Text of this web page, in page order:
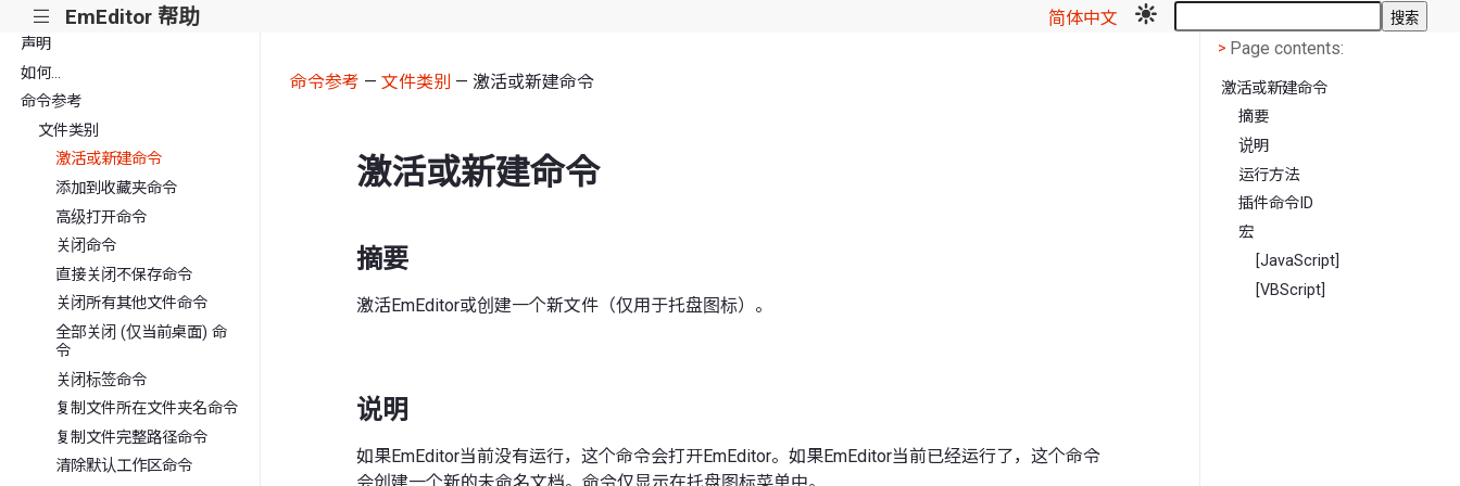
||| EmEditor 帮助 简体中文 搜索
声明
如何...
命令参考
文件类别
激活或新建命令
添加到收藏夹命令
高级打开命令
关闭命令
直接关闭不保存命令
关闭所有其他文件命令
全部关闭 (仅当前桌面) 命
令
关闭标签命令
复制文件所在文件夹名命令
复制文件完整路径命令
清除默认工作区命令
命令参考 — 文件类别 — 激活或新建命令
激活或新建命令
摘要
激活EmEditor或创建一个新文件（仅用于托盘图标）。
说明
如果EmEditor当前没有运行，这个命令会打开EmEditor。如果EmEditor当前已经运行了，这个命令
< Page contents
> Page contents:
激活或新建命令
摘要
说明
运行方法
插件命令ID
宏
[JavaScript]
[VBScript]